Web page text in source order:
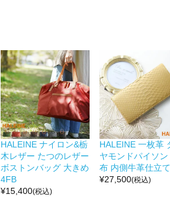
HALEINE ナイロン&栃
木レザー たつのレザー
ボストンバッグ 大きめ
4FB
¥15,400(税込)
HALEINE 一枚革
ヤモンドパイソ
布 内側牛革仕立
¥27,500(税込)